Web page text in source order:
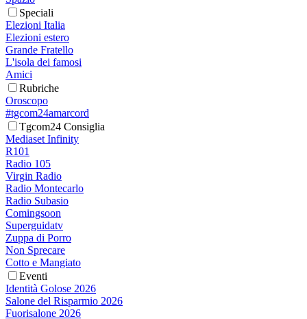
Speciali
Elezioni Italia
Elezioni estero
Grande Fratello
L'isola dei famosi
Amici
Rubriche
Oroscopo
#tgcom24amarcord
Tgcom24 Consiglia
Mediaset Infinity
R101
Radio 105
Virgin Radio
Radio Montecarlo
Radio Subasio
Comingsoon
Superguidatv
Zuppa di Porro
Non Sprecare
Cotto e Mangiato
Eventi
Identità Golose 2026
Salone del Risparmio 2026
Fuorisalone 2026